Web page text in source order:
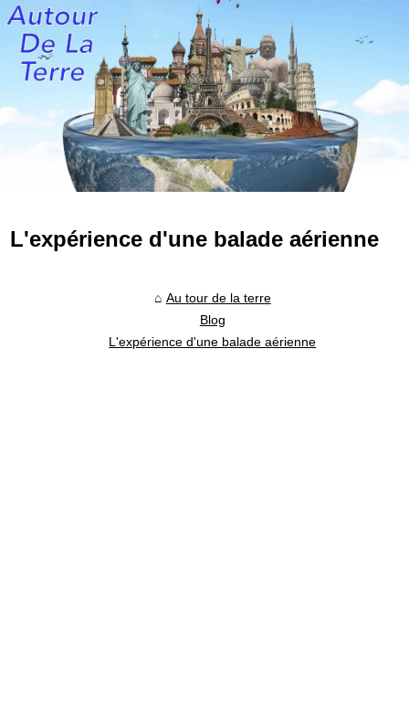
L'expérience d'une balade aérienne
Au tour de la terre
Blog
L'expérience d'une balade aérienne